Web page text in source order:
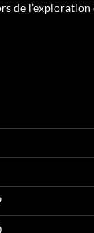
de